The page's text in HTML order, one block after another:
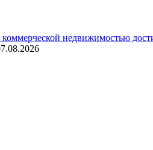
недвижимостью